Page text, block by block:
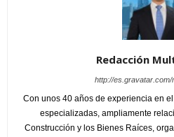
Redacción
http://es.gravatar.com/
Con unos 40 años de experiencia en
especializadas, ampliamente
Construcción y los Bienes Raíces,